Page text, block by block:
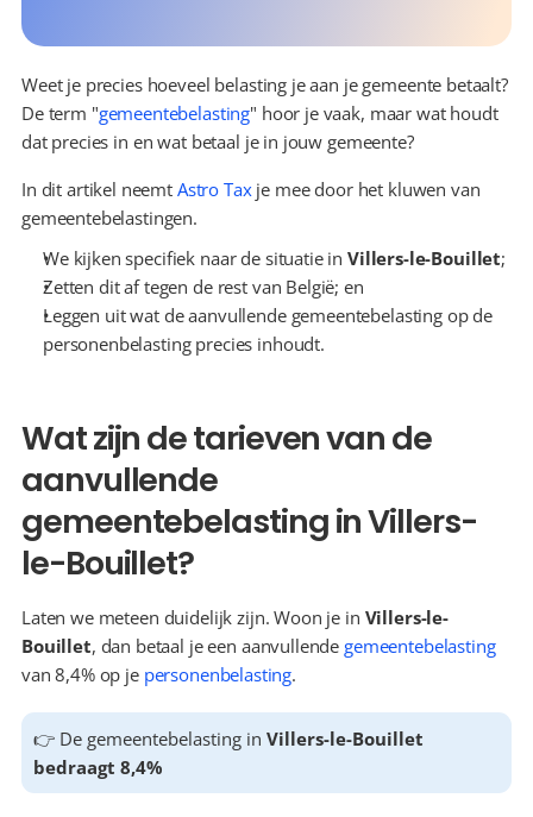
Weet je precies hoeveel belasting je aan je gemeente betaalt?
De term "gemeentebelasting" hoor je vaak, maar wat houdt
dat precies in en wat betaal je in jouw gemeente?
In dit artikel neemt Astro Tax je mee door het kluwen van
gemeentebelastingen.
We kijken specifiek naar de situatie in Villers-le-Bouillet;
Zetten dit af tegen de rest van België; en
Leggen uit wat de aanvullende gemeentebelasting op de
personenbelasting precies inhoudt.
Wat zijn de tarieven van de
aanvullende
gemeentebelasting in Villers-
le-Bouillet?
Laten we meteen duidelijk zijn. Woon je in Villers-le-
Bouillet, dan betaal je een aanvullende gemeentebelasting
van 8,4% op je personenbelasting.
👉 De gemeentebelasting in Villers-le-Bouillet
bedraagt 8,4%